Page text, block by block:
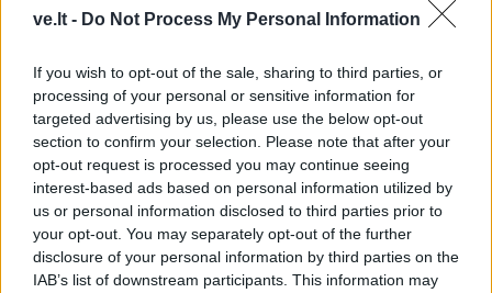
ve.lt - Do Not Process My Personal Information
If you wish to opt-out of the sale, sharing to third parties, or
processing of your personal or sensitive information for
targeted advertising by us, please use the below opt-out
section to confirm your selection. Please note that after your
opt-out request is processed you may continue seeing
interest-based ads based on personal information utilized by
us or personal information disclosed to third parties prior to
your opt-out. You may separately opt-out of the further
disclosure of your personal information by third parties on the
IAB’s list of downstream participants. This information may
grįžusi Karina Kučinskienė
įvardijo didžiausią savo
norą
puošęs Anatolijus
Klemencovas: gal jau
užtenka
Šiuo metu skaitomiausi
Aiškiaregės pranašystė: numatė